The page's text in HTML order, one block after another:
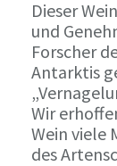
Dieser
und
Forscher
Antarktis
Wir
Wein viele
des